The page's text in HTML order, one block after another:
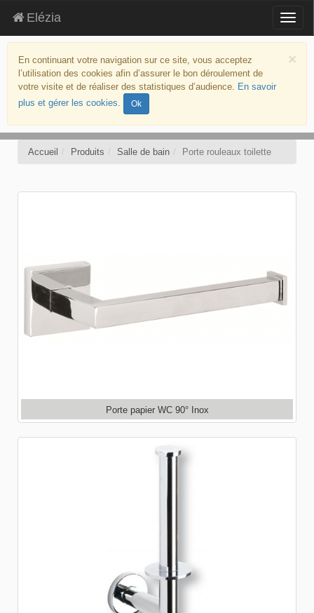
aller
contenu
menu
d’accessibilité
×
En continuant votre navigation sur ce site, vous acceptez
l’utilisation des cookies afin d’assurer le bon déroulement de
votre visite et de réaliser des statistiques d’audience. En savoir
plus et gérer les cookies. Ok
Elézia
Accueil Produits Salle de bain Porte rouleaux toilette
Porte papier WC 90° Inox